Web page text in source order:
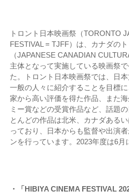
トロント日本映画祭（TORONTO
FESTIVAL = TJFF）は、カナダの
（JAPANESE CANADIAN
主体となって実施している映画祭
た。トロント日本映画祭では、日
一般の人々に紹介することを目標
家から高い評価を得た作品、また
ミー賞などの受賞作品など、話題
とんどの作品は北米、カナダある
っており、日本からも監督や出演
ンを行っています。2023年度は6月
・「HIBIYA CINEMA FESTIVAL